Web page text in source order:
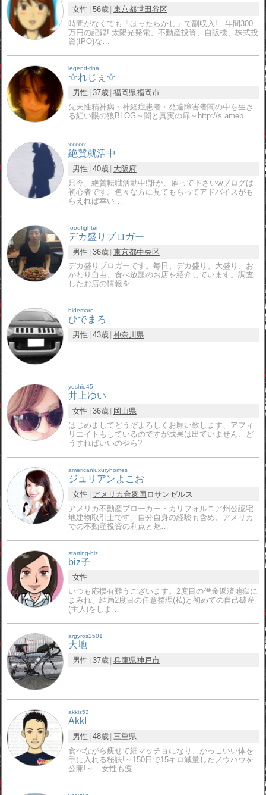
女性 56歳 東京都世田谷区
時間がなくても「ほったらかし」で副収入! 年間300
万円の記録! 太陽光発電、不動産投資、自販機、株式投
資(IPO)な…
legend-rina
☆れじぇ☆
男性 37歳 福岡県福岡市
先天性精神病・神経症患者・発達障害者闇の中を生き
る紅い眼の狼BLOG～闇と真実の扉～http://s.ameb…
xxxxxx
絶賛就活中
男性 40歳
大阪府
只今、絶賛転職活動中!誰か、雇って下さいwブログは
初心者です。色々な方に見てもらってアドバイスがも
らえれば幸い…
foodfighter
デカ盛りブロガー
男性 36歳 東京都中央区
デカ盛りブロガーです。毎日、デカ盛り、大盛り、お
かわり自由、食べ放題のお店を紹介しています。調査
したお店の情報を…
hidemaro
ひでまろ
男性 43歳 神奈川県
yoshio45
井上ゆい
女性 36歳
岡山県
はじめましてどうぞよろしくお願い致します、アフィ
リエイトもしているのですが成果は出ていません、ど
うすればいいのやら?
americanluxuryhomes
ジュリアンよこお
女性 アメリカ合衆国 ロサンゼルス
アメリカ不動産ブローカー・カリフォルニア州公認宅
地建物取引士です。自分自身の経験も含め、アメリカ
での不動産投資の利点と魅…
starting-biz
biz子
女性
いつも応援有難うございます。2度目の借金返済地獄に
まみれ、結局2度目の任意整理(私)と初めての自己破産
(主人)をしま…
argyros2501
大地
男性 37歳 兵庫県神戸市
akkis53
AkkI
男性 48歳
三重県
食べながら痩せて細マッチョになり、かっこいい体を
手に入れる秘訣!～150日で15キロ減量したノウハウを
公開!～ 女性も痩…